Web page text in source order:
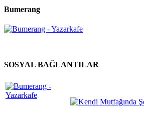
Bumerang
SOSYAL BAĞLANTILAR